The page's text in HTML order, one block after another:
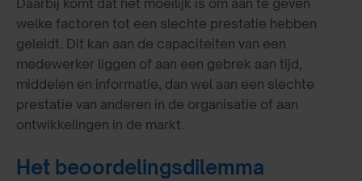
Daarbij komt dat het moeilijk is om aan te geven
welke factoren tot een slechte prestatie hebben
geleidt. Dit kan aan de capaciteiten van een
medewerker liggen of aan een gebrek aan tijd,
middelen en informatie, dan wel aan een slechte
prestatie van anderen in de organisatie of aan
ontwikkelingen in de markt.
Het beoordelingsdilemma